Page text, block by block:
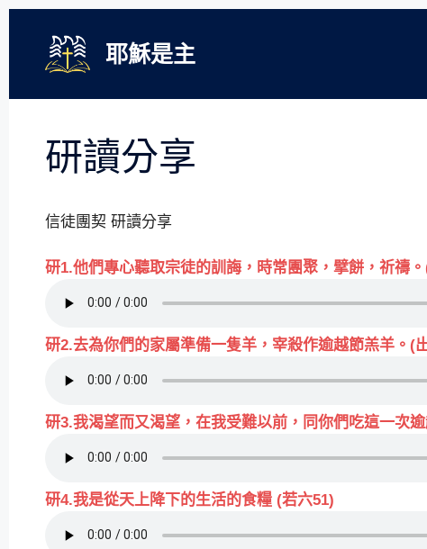
耶穌是主
研讀分享
信徒團契 研讀分享
研1.他們專心聽取宗徒的訓誨，時常團聚，擘餅，祈禱
研2.去為你們的家屬準備一隻羊，宰殺作逾越節羔羊。(
研3.我渴望而又渴望，在我受難以前，同你們吃這一次
研4.我是從天上降下的生活的食糧 (若六51)